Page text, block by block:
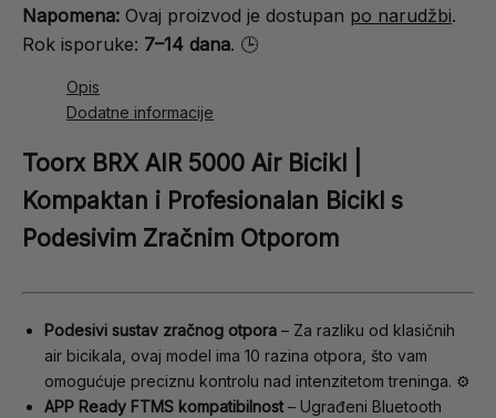
Napomena: Ovaj proizvod je dostupan po narudžbi.
Rok isporuke: 7–14 dana. 🕒
Opis
Dodatne informacije
Toorx BRX AIR 5000 Air Bicikl |
Kompaktan i Profesionalan Bicikl s
Podesivim Zračnim Otporom
Podesivi sustav zračnog otpora – Za razliku od klasičnih
air bicikala, ovaj model ima 10 razina otpora, što vam
omogućuje preciznu kontrolu nad intenzitetom treninga. ⚙️
APP Ready FTMS kompatibilnost– Ugrađeni Bluetooth